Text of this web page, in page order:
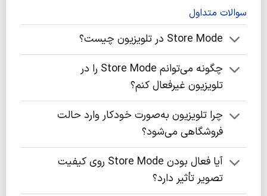
سوالات متداول
Store Mode در تلویزیون چیست؟
چگونه می‌توانم Store Mode را در
تلویزیون غیرفعال کنم؟
چرا تلویزیون به‌صورت خودکار وارد حالت
فروشگاهی می‌شود؟
آیا فعال بودن Store Mode روی کیفیت
تصویر تأثیر دارد؟